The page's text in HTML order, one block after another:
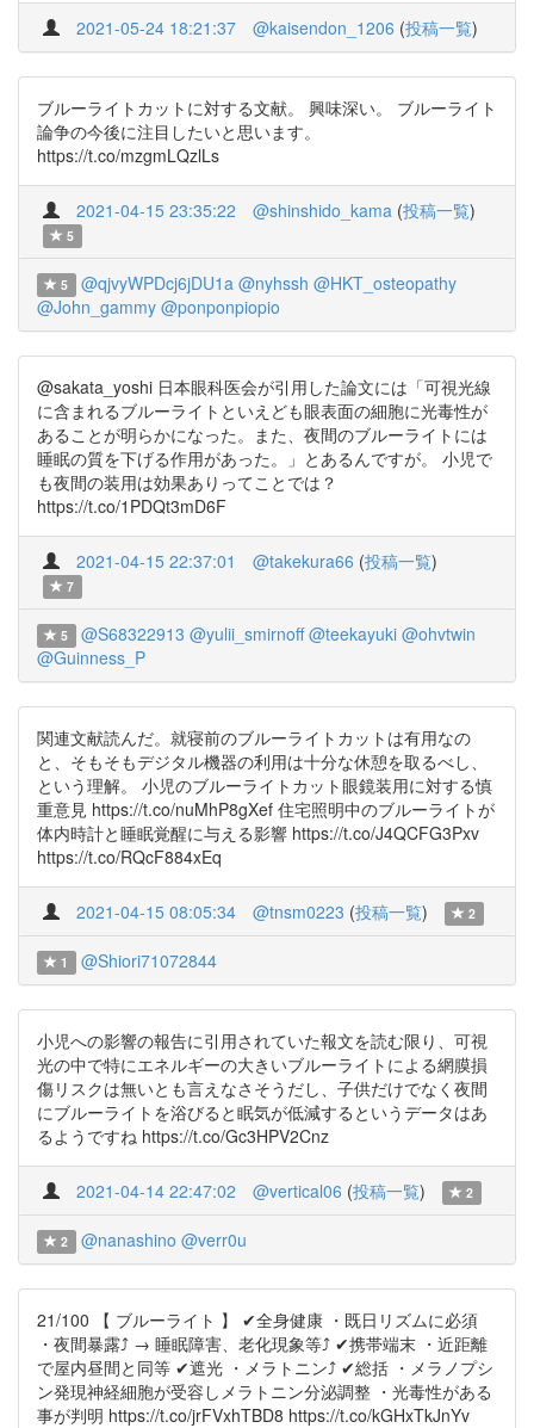
2021-05-24 18:21:37 @kaisendon_1206 (投稿一覧)
ブルーライトカットに対する文献。 興味深い。 ブルーライト
論争の今後に注目したいと思います。
https://t.co/mzgmLQzlLs
2021-04-15 23:35:22 @shinshido_kama (投稿一覧)
5
5 @qjvyWPDcj6jDU1a @nyhssh @HKT_osteopathy
@John_gammy @ponponpiopio
@sakata_yoshi 日本眼科医会が引用した論文には「可視光線
に含まれるブルーライトといえども眼表面の細胞に光毒性が
あることが明らかになった。また、夜間のブルーライトには
睡眠の質を下げる作用があった。」とあるんですが。 小児で
も夜間の装用は効果ありってことでは？
https://t.co/1PDQt3mD6F
2021-04-15 22:37:01 @takekura66 (投稿一覧)
7
5 @S68322913 @yulii_smirnoff @teekayuki @ohvtwin
@Guinness_P
関連文献読んだ。就寝前のブルーライトカットは有用なの
と、そもそもデジタル機器の利用は十分な休憩を取るべし、
という理解。 小児のブルーライトカット眼鏡装用に対する慎
重意見 https://t.co/nuMhP8gXef 住宅照明中のブルーライトが
体内時計と睡眠覚醒に与える影響 https://t.co/J4QCFG3Pxv
https://t.co/RQcF884xEq
2021-04-15 08:05:34 @tnsm0223 (投稿一覧) 2
1 @Shiori71072844
小児への影響の報告に引用されていた報文を読む限り、可視
光の中で特にエネルギーの大きいブルーライトによる網膜損
傷リスクは無いとも言えなさそうだし、子供だけでなく夜間
にブルーライトを浴びると眠気が低減するというデータはあ
るようですね https://t.co/Gc3HPV2Cnz
2021-04-14 22:47:02 @vertical06 (投稿一覧) 2
2 @nanashino @verr0u
21/100 【 ブルーライト 】 ✔︎全身健康 ・既日リズムに必須
・夜間暴露⤴︎ → 睡眠障害、老化現象等⤴︎ ✔︎携帯端末 ・近距離
で屋内昼間と同等 ✔︎遮光 ・メラトニン⤴︎ ✔︎総括 ・メラノプシ
ン発現神経細胞が受容しメラトニン分泌調整 ・光毒性がある
事が判明 https://t.co/jrFVxhTBD8 https://t.co/kGHxTkJnYv